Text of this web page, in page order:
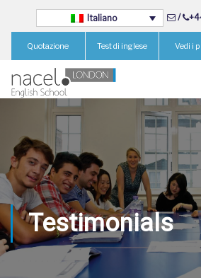
Italiano /
Quotazione Test di inglese Vedi i
Testimonials